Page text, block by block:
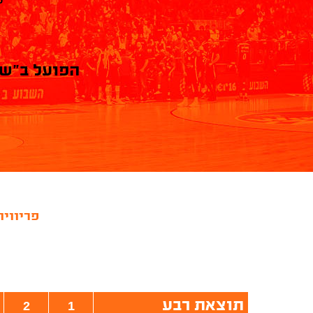
הפועל
פריוויו
תוצאת רבע 1
2